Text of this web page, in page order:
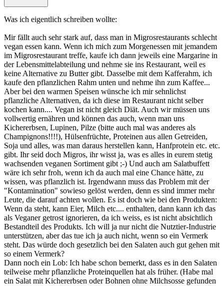
Was ich eigentlich schreiben wollte:
Mir fällt auch sehr stark auf, dass man in Migrosrestaurants schlecht
vegan essen kann. Wenn ich mich zum Morgenessen mit jemandem
im Migrosrestaurant treffe, kaufe ich dann jeweils eine Margarine in
der Lebensmittelabteilung und nehme sie ins Restaurant, weil es
keine Alternative zu Butter gibt. Dasselbe mit dem Kafferahm, ich
kaufe den pflanzlichen Rahm unten und nehme ihn zum Kaffee...
Aber bei den warmen Speisen wünsche ich mir sehnlichst
pflanzliche Alternativen, da ich diese im Restaurant nicht selber
kochen kann.... Vegan ist nicht gleich Diät. Auch wir müssen uns
vollwertig ernähren und können das auch, wenn man uns
Kichererbsen, Lupinen, Pilze (bitte auch mal was anderes als
Champignons!!!!), Hülsenfrüchte, Proteinen aus allen Getreiden,
Soja und alles, was man daraus herstellen kann, Hanfprotein etc. etc.
gibt. Ihr seid doch Migros, ihr wisst ja, was es alles in eurem stetig
wachsenden veganen Sortiment gibt ;-) Und auch am Salatbuffett
wäre ich sehr froh, wenn ich da auch mal eine Chance hätte, zu
wissen, was pflanzlich ist. Irgendwann muss das Problem mit der
"Kontamination" sowieso gelöst werden, denn es sind immer mehr
Leute, die darauf achten wollen. Es ist doch wie bei den Produkten:
Wenn da steht, kann Eier, Milch etc.... enthalten, dann kann ich das
als Veganer getrost ignorieren, da ich weiss, es ist nicht absichtlich
Bestandteil des Produkts. Ich will ja nur nicht die Nutztier-Industrie
unterstützen, aber das tue ich ja auch nicht, wenn so ein Vermerk
steht. Das würde doch gesetzlich bei den Salaten auch gut gehen mit
so einem Vermerk?
Dann noch ein Lob: Ich habe schon bemerkt, dass es in den Salaten
teilweise mehr pflanzliche Proteinquellen hat als früher. (Habe mal
ein Salat mit Kichererbsen oder Bohnen ohne Milchsosse gefunden